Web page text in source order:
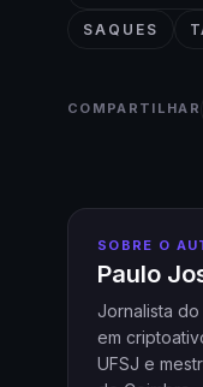
SAQUES
COMPARTILHAR
SOBRE O
Paulo
Jornalista
em
UFSJ e